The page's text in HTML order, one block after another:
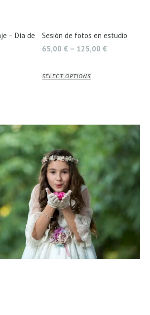
– Día de
Sesión de fotos en estudio
65,00 € – 125,00 €
SELECT OPTIONS